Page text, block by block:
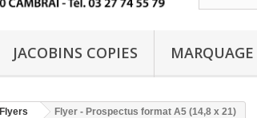
JACOBINS COPIES
Flyers Flyer - Prospectus format A5 (14,8 x 21)